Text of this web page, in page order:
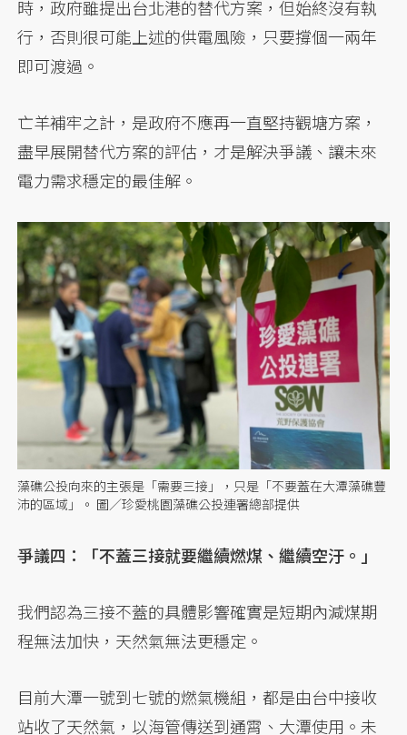
時，政府雖提出台北港的替代方案，但始終沒有執
行，否則很可能上述的供電風險，只要撐個一兩年
即可渡過。
亡羊補牢之計，是政府不應再一直堅持觀塘方案，
盡早展開替代方案的評估，才是解決爭議、讓未來
電力需求穩定的最佳解。
藻礁公投向來的主張是「需要三接」，只是「不要蓋在大潭藻礁豐
沛的區域」。 圖／珍愛桃園藻礁公投連署總部提供
爭議四：「不蓋三接就要繼續燃煤、繼續空汙。」
我們認為三接不蓋的具體影響確實是短期內減煤期
程無法加快，天然氣無法更穩定。
目前大潭一號到七號的燃氣機組，都是由台中接收
站收了天然氣，以海管傳送到通霄、大潭使用。未